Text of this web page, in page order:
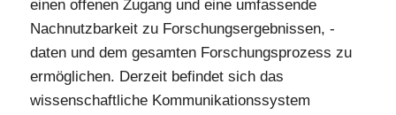
einen offenen Zugang und eine umfassende
Nachnutzbarkeit zu Forschungsergebnissen, -
daten und dem gesamten Forschungsprozess zu
ermöglichen. Derzeit befindet sich das
wissenschaftliche Kommunikationssystem